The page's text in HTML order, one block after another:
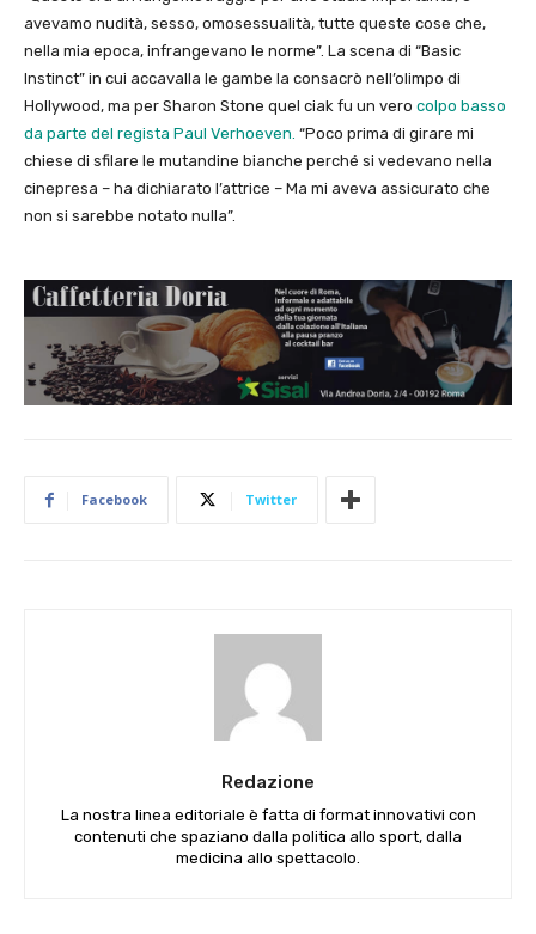
avevamo nudità, sesso, omosessualità, tutte queste cose che,
nella mia epoca, infrangevano le norme”. La scena di “Basic
Instinct” in cui accavalla le gambe la consacrò nell’olimpo di
Hollywood, ma per Sharon Stone quel ciak fu un vero colpo basso
da parte del regista Paul Verhoeven. “Poco prima di girare mi
chiese di sfilare le mutandine bianche perché si vedevano nella
cinepresa – ha dichiarato l’attrice – Ma mi aveva assicurato che
non si sarebbe notato nulla”.
Facebook Twitter
Redazione
La nostra linea editoriale è fatta di format innovativi con
contenuti che spaziano dalla politica allo sport, dalla
medicina allo spettacolo.